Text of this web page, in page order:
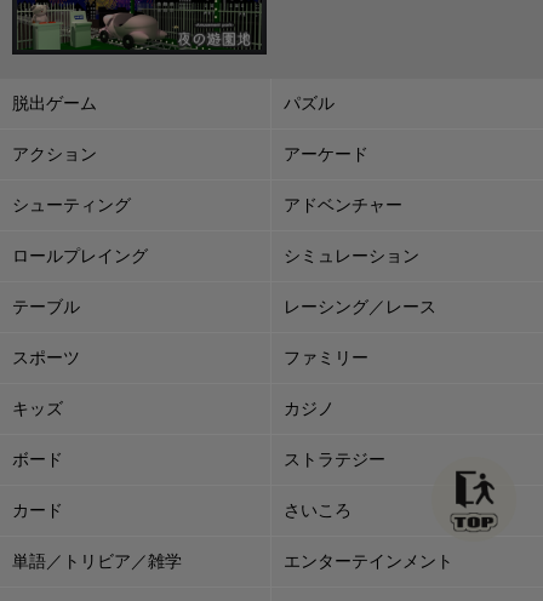
脱出ゲーム パズル
アクション アーケード
シューティング アドベンチャー
ロールプレイング シミュレーション
テーブル レーシング／レース
スポーツ ファミリー
キッズ カジノ
ボード ストラテジー
カード さいころ
単語／トリビア／雑学 エンターテインメント